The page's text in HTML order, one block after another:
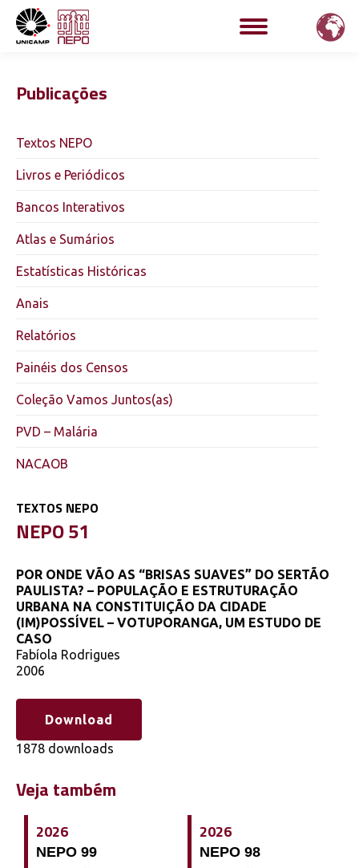
Publicações
Textos NEPO
Livros e Periódicos
Bancos Interativos
Atlas e Sumários
Estatísticas Históricas
Anais
Relatórios
Painéis dos Censos
Coleção Vamos Juntos(as)
PVD – Malária
NACAOB
TEXTOS NEPO
NEPO 51
POR ONDE VÃO AS “BRISAS SUAVES” DO SERTÃO
PAULISTA? – POPULAÇÃO E ESTRUTURAÇÃO
URBANA NA CONSTITUIÇÃO DA CIDADE
(IM)POSSÍVEL – VOTUPORANGA, UM ESTUDO DE
CASO
Fabíola Rodrigues
2006
Download
1878 downloads
Veja também
2026
NEPO 99
2026
NEPO 98